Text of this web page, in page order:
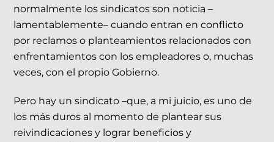
normalmente los sindicatos son noticia –
lamentablemente– cuando entran en conflicto
por reclamos o planteamientos relacionados con
enfrentamientos con los empleadores o, muchas
veces, con el propio Gobierno.
Pero hay un sindicato –que, a mi juicio, es uno de
los más duros al momento de plantear sus
reivindicaciones y lograr beneficios y